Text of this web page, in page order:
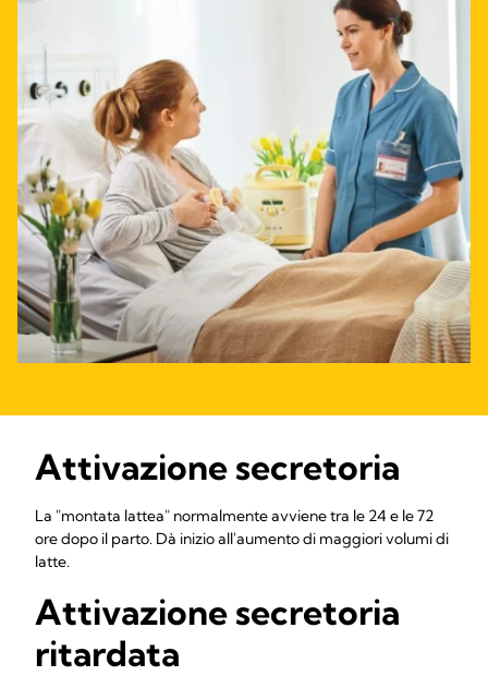
Attivazione secretoria
La "montata lattea" normalmente avviene tra le 24 e le 72
ore dopo il parto. Dà inizio all'aumento di maggiori volumi di
latte.
Attivazione secretoria
ritardata